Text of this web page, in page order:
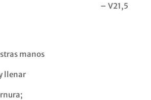
– V21,5
manos
llenar